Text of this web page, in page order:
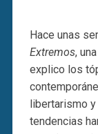
Hace unas
Extremos,
explico los
libertarismo
tendencias